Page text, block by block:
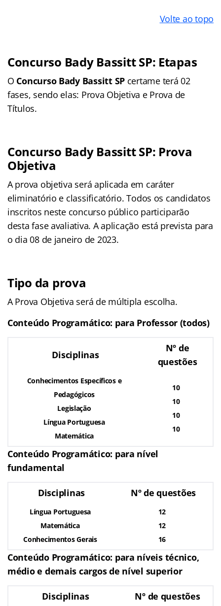
Volte ao topo
Concurso Bady Bassitt SP: Etapas
O Concurso Bady Bassitt SP certame terá 02
fases, sendo elas: Prova Objetiva e Prova de
Títulos.
Concurso Bady Bassitt SP: Prova
Objetiva
A prova objetiva será aplicada em caráter
eliminatório e classificatório. Todos os candidatos
inscritos neste concurso público participarão
desta fase avaliativa. A aplicação está prevista para
o dia 08 de janeiro de 2023.
Tipo da prova
A Prova Objetiva será de múltipla escolha.
Conteúdo Programático: para Professor (todos)
Disciplinas
Nº de
questões
Conhecimentos Específicos e
Pedagógicos
Legislação
Língua Portuguesa
Matemática
10
10
10
10
Conteúdo Programático: para nível
fundamental
Disciplinas Nº de questões
Língua Portuguesa
Matemática
Conhecimentos Gerais
12
12
16
Conteúdo Programático: para níveis técnico,
médio e demais cargos de nível superior
Disciplinas Nº de questões